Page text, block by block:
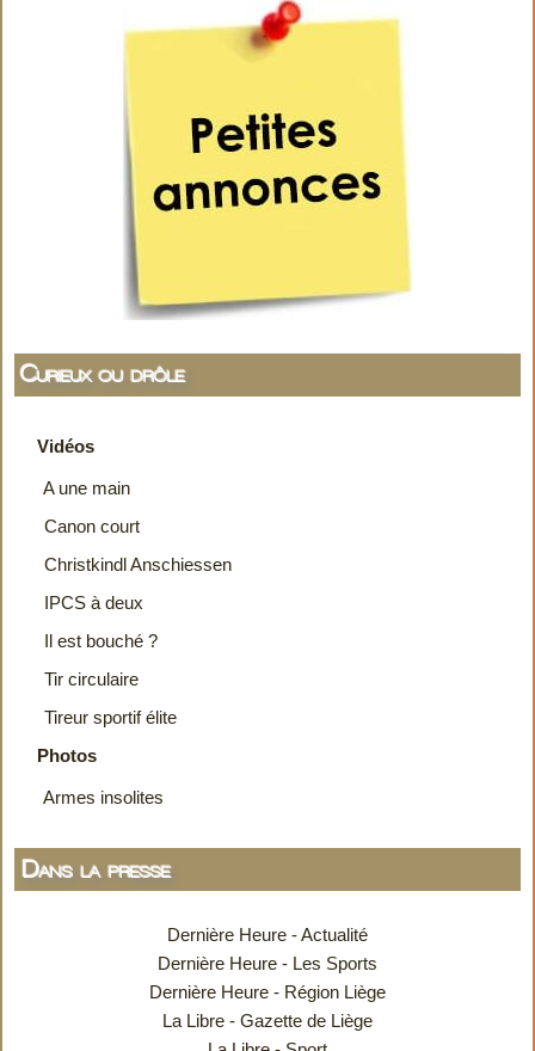
Curieux ou drôle
Vidéos
A une main
Canon court
Christkindl Anschiessen
IPCS à deux
Il est bouché ?
Tir circulaire
Tireur sportif élite
Photos
Armes insolites
Dans la presse
Dernière Heure - Actualité
Dernière Heure - Les Sports
Dernière Heure - Région Liège
La Libre - Gazette de Liège